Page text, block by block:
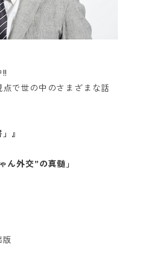
で世の中のさまざまな話
』
ん外交”の真髄」
版